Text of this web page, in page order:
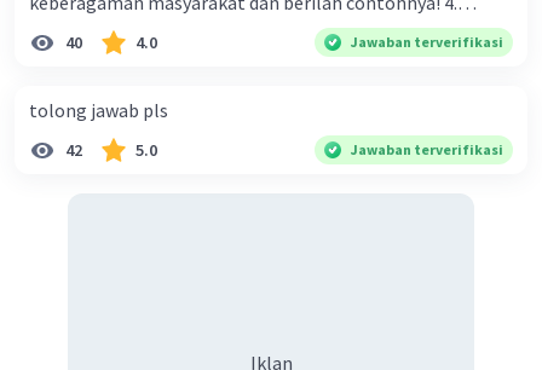
Mengapa dalam masyarakat yang memiliki keberagaman
bahasa, dan budaya. Berdasarkan pernyataan tersebut,
apa yang dapat kalian lakukan untuk menjaga
40 4.0 Jawaban terverifikasi
tolong jawab pls
42 5.0 Jawaban terverifikasi
Iklan